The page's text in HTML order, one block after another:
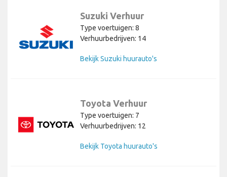
Suzuki Verhuur
Type voertuigen: 8
Verhuurbedrijven: 14
Bekijk Suzuki huurauto's
Toyota Verhuur
Type voertuigen: 7
Verhuurbedrijven: 12
Bekijk Toyota huurauto's